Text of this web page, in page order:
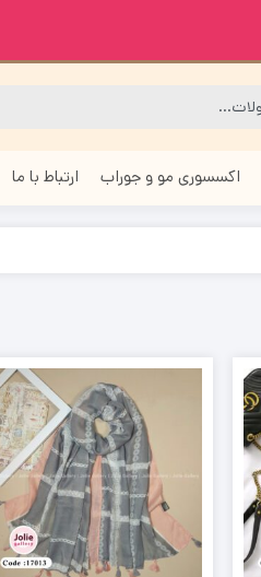
اکسسوری مو و جوراب ارتباط با ما